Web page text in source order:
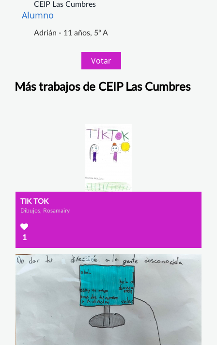
CEIP Las Cumbres
Alumno
Adrián - 11 años, 5º A
Votar
Más trabajos de CEIP Las Cumbres
TIK TOK
Dibujos, Rosamairy
1